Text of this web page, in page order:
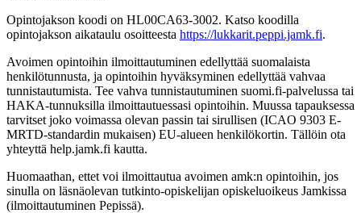
Opintojakson koodi on HL00CA63-3002. Katso koodilla
opintojakson aikataulu osoitteesta https://lukkarit.peppi.jamk.fi.
Avoimen opintoihin ilmoittautuminen edellyttää suomalaista
henkilötunnusta, ja opintoihin hyväksyminen edellyttää vahvaa
tunnistautumista. Tee vahva tunnistautuminen suomi.fi-palvelussa tai
HAKA-tunnuksilla ilmoittautuessasi opintoihin. Muussa tapauksessa
tarvitset joko voimassa olevan passin tai sirullisen (ICAO 9303 E-
MRTD-standardin mukaisen) EU-alueen henkilökortin. Tällöin ota
yhteyttä help.jamk.fi kautta.
Huomaathan, ettet voi ilmoittautua avoimen amk:n opintoihin, jos
sinulla on läsnäolevan tutkinto-opiskelijan opiskeluoikeus Jamkissa
(ilmoittautuminen Pepissä).